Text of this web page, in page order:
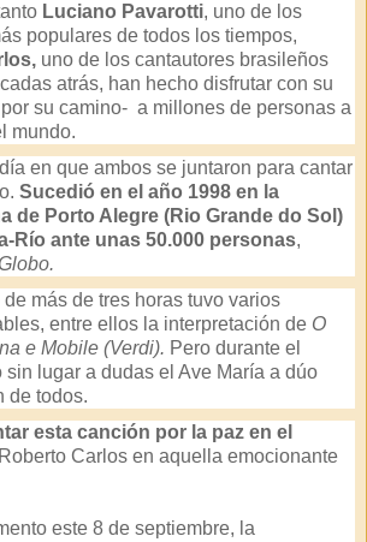
Luciano Pavarotti, uno de los
populares de todos los tiempos,
uno de los cantautores brasileños
atrás, han hecho disfrutar con su
su camino- a millones de personas a
mundo.
en que ambos se juntaron para cantar
Sucedió en el año 1998 en la
de Porto Alegre (Rio Grande do Sol)
Río ante unas 50.000 personas,
más de tres horas tuvo varios
entre ellos la interpretación de O
e Mobile (Verdi). Pero durante el
lugar a dudas el Ave María a dúo
de todos.
esta canción por la paz en el
Carlos en aquella emocionante
este 8 de septiembre, la